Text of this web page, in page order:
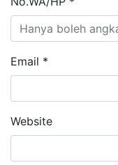
Email *
Website